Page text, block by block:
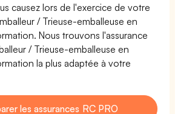
causez lors de l'exercice de votre
/ Trieuse-emballeuse en
Nous trouvons l'assurance
/ Trieuse-emballeuse en
la plus adaptée à votre
les assurances RC PRO